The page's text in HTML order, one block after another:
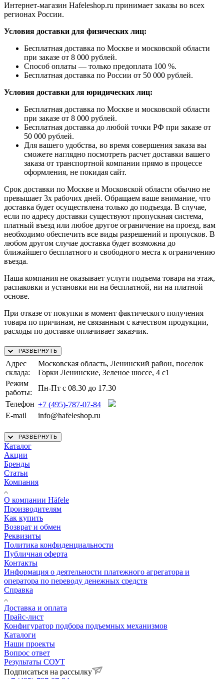
Интернет-магазин Hafeleshop.ru принимает заказы во всех
регионах России.
Условия доставки для физических лиц:
Бесплатная доставка по Москве и московской области
при заказе от 8 000 рублей.
Способ оплаты — только предоплата 100 %.
Бесплатная доставка по России от 50 000 рублей.
Условия доставки для юридических лиц:
Бесплатная доставка по Москве и московской области
при заказе от 8 000 рублей.
Бесплатная доставка до любой точки РФ при заказе от
50 000 рублей.
Для вашего удобства, во время совершения заказа вы
сможете наглядно посмотреть расчет доставки вашего
заказа от транспортной компании прямо в процессе
оформления, не покидая сайт.
Срок доставки по Москве и Московской области обычно не
превышает 3х рабочих дней. Обращаем ваше внимание, что
доставка будет осуществлена только до подъезда. В случае,
если по адресу доставки существуют пропускная система,
платный въезд или любое другое ограничение на проезд, вам
необходимо обеспечить все виды разрешений и пропусков. В
любом другом случае доставка будет возможна до
ближайшего бесплатного и свободного места к ограничению
въезда.
Наша компания не оказывает услуги подъема товара на этаж,
распаковки и установки ни на бесплатной, ни на платной
основе.
При отказе от покупки в момент фактического получения
товара по причинам, не связанным с качеством продукции,
расходы по доставке оплачивает заказчик.
Адрес
склада:
Московская область, Ленинский район, поселок
Горки Ленинские, Зеленое шоссе, 4 с1
Режим
работы:
Пн-Пт с 08.30 до 17.30
Телефон +7 (495)-787-07-84
E-mail
info@hafeleshop.ru
Каталог
Акции
Бренды
Статьи
Компания
О компании Häfele
Производителям
Как купить
Возврат и обмен
Реквизиты
Политика конфиденциальности
Публичная оферта
Контакты
Информация о деятельности платежного агрегатора и
оператора по переводу денежных средств
Справка
Доставка и оплата
Прайс-лист
Конфигуратор подбора подъемных механизмов
Каталоги
Наши проекты
Вопрос ответ
Результаты СОУТ
Подписаться на рассылку